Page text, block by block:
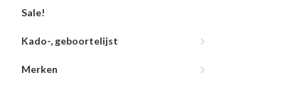
Sale!
Kado-, geboortelijst
Merken